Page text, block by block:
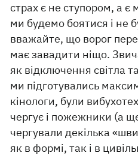
страх є не ступором, а
ми будемо боятися і не
вважайте, що ворог
має завадити ніщо.
як відключення світла
ми підготувались
кінологи, були
чергує і пожежники (а
чергували декілька
як в формі, так і в